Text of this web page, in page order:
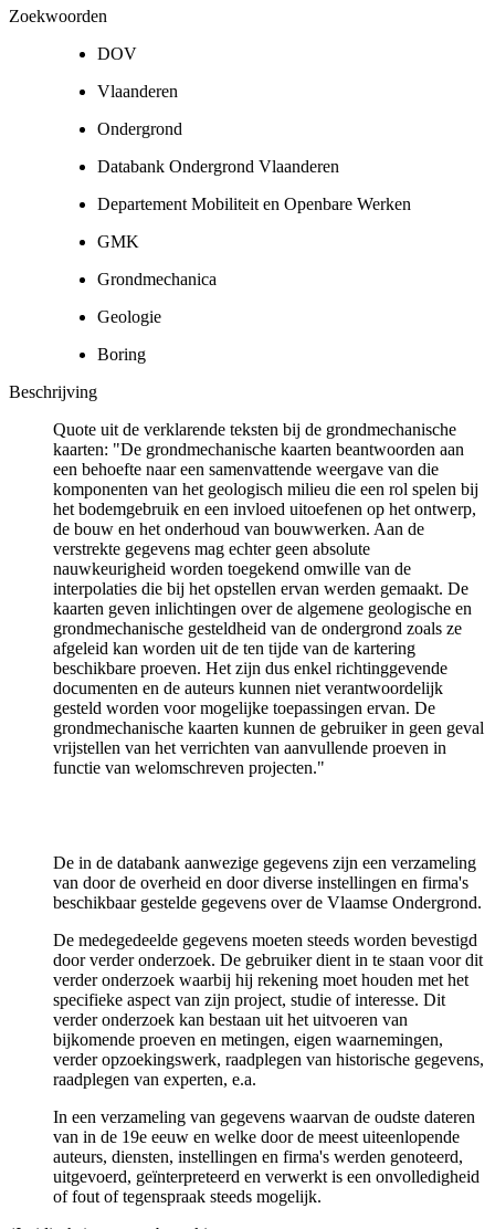
Zoekwoorden
DOV
Vlaanderen
Ondergrond
Databank Ondergrond Vlaanderen
Departement Mobiliteit en Openbare Werken
GMK
Grondmechanica
Geologie
Boring
Beschrijving
Quote uit de verklarende teksten bij de grondmechanische
kaarten: "De grondmechanische kaarten beantwoorden aan
een behoefte naar een samenvattende weergave van die
komponenten van het geologisch milieu die een rol spelen bij
het bodemgebruik en een invloed uitoefenen op het ontwerp,
de bouw en het onderhoud van bouwwerken. Aan de
verstrekte gegevens mag echter geen absolute
nauwkeurigheid worden toegekend omwille van de
interpolaties die bij het opstellen ervan werden gemaakt. De
kaarten geven inlichtingen over de algemene geologische en
grondmechanische gesteldheid van de ondergrond zoals ze
afgeleid kan worden uit de ten tijde van de kartering
beschikbare proeven. Het zijn dus enkel richtinggevende
documenten en de auteurs kunnen niet verantwoordelijk
gesteld worden voor mogelijke toepassingen ervan. De
grondmechanische kaarten kunnen de gebruiker in geen geval
vrijstellen van het verrichten van aanvullende proeven in
functie van welomschreven projecten."
De in de databank aanwezige gegevens zijn een verzameling
van door de overheid en door diverse instellingen en firma's
beschikbaar gestelde gegevens over de Vlaamse Ondergrond.
De medegedeelde gegevens moeten steeds worden bevestigd
door verder onderzoek. De gebruiker dient in te staan voor dit
verder onderzoek waarbij hij rekening moet houden met het
specifieke aspect van zijn project, studie of interesse. Dit
verder onderzoek kan bestaan uit het uitvoeren van
bijkomende proeven en metingen, eigen waarnemingen,
verder opzoekingswerk, raadplegen van historische gegevens,
raadplegen van experten, e.a.
In een verzameling van gegevens waarvan de oudste dateren
van in de 19e eeuw en welke door de meest uiteenlopende
auteurs, diensten, instellingen en firma's werden genoteerd,
uitgevoerd, geïnterpreteerd en verwerkt is een onvolledigheid
of fout of tegenspraak steeds mogelijk.